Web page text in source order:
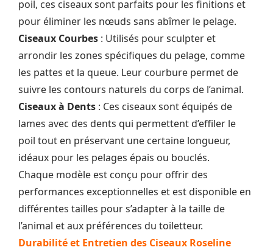
poil, ces ciseaux sont parfaits pour les finitions et
pour éliminer les nœuds sans abîmer le pelage.
Ciseaux Courbes : Utilisés pour sculpter et
arrondir les zones spécifiques du pelage, comme
les pattes et la queue. Leur courbure permet de
suivre les contours naturels du corps de l’animal.
Ciseaux à Dents : Ces ciseaux sont équipés de
lames avec des dents qui permettent d’effiler le
poil tout en préservant une certaine longueur,
idéaux pour les pelages épais ou bouclés.
Chaque modèle est conçu pour offrir des
performances exceptionnelles et est disponible en
différentes tailles pour s’adapter à la taille de
l’animal et aux préférences du toiletteur.
Durabilité et Entretien des Ciseaux Roseline